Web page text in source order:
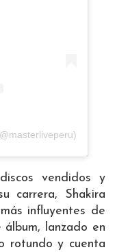
vendidos y
carrera, Shakira
influyentes de
álbum, lanzado en
rotundo y cuenta